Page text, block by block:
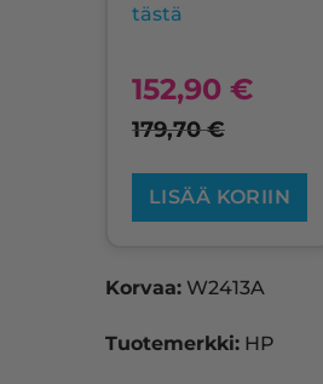
tästä
152,90 €
179,70€
LISÄÄ KORIIN
Korvaa: W2413A
Tuotemerkki: HP